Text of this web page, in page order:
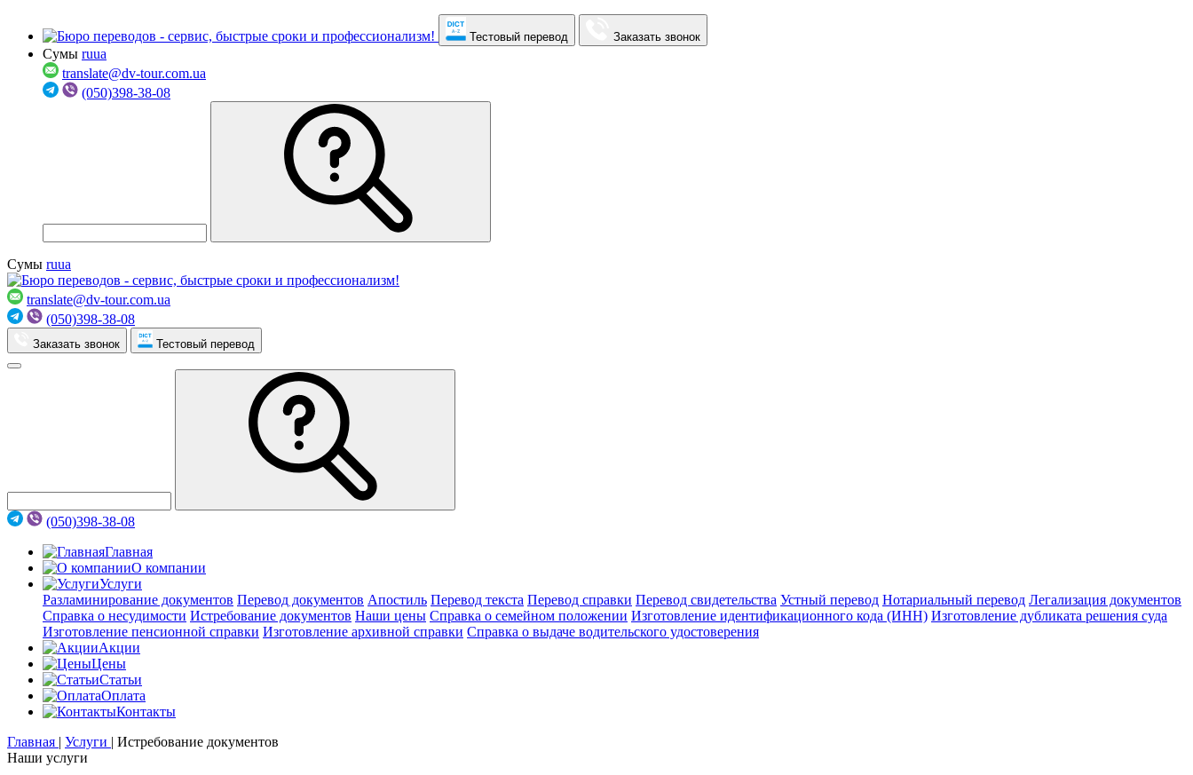
Тестовый перевод Заказать звонок
Сумы ruua
translate@dv-tour.com.ua
(050)398-38-08
Сумы ruua
translate@dv-tour.com.ua
(050)398-38-08
Заказать звонок Тестовый перевод
(050)398-38-08
Главная
О компании
Услуги
Разламинирование документов Перевод документов Апостиль Перевод текста Перевод справки Перевод свидетельства Устный перевод Нотариальный перевод Легализация документов
Справка о несудимости Истребование документов Наши цены Справка о семейном положении Изготовление идентификационного кода (ИНН) Изготовление дубликата решения суда
Изготовление пенсионной справки Изготовление архивной справки Справка о выдаче водительского удостоверения
Акции
Цены
Статьи
Оплата
Контакты
Главная | Услуги | Истребование документов
Наши услуги